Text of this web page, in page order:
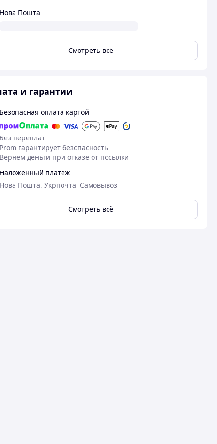
Нова Пошта
Смотреть всё
и гарантии
Безопасная оплата картой
Без переплат
Prom гарантирует безопасность
Вернем деньги при отказе от посылки
Наложенный платеж
Нова Пошта, Укрпочта, Самовывоз
Смотреть всё